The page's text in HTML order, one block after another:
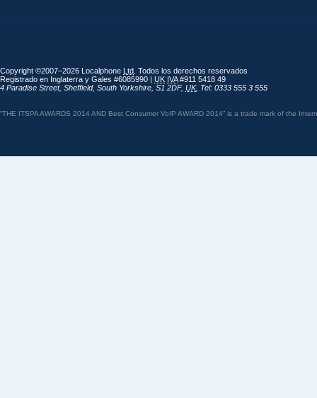
Copyright ©2007–2026 Localphone Ltd . Todos los derechos reservados
Registrado en Inglaterra y Gales #6085990 | UK IVA#911 5418 49
4 Paradise Street, Sheffield, South Yorkshire S1 2DF, UK, Tel: 0333 555 3 555
“THE ITSPA AWARDS 2014 AND Best Consumer VoIP AWARD 2014” is a trade mark of the